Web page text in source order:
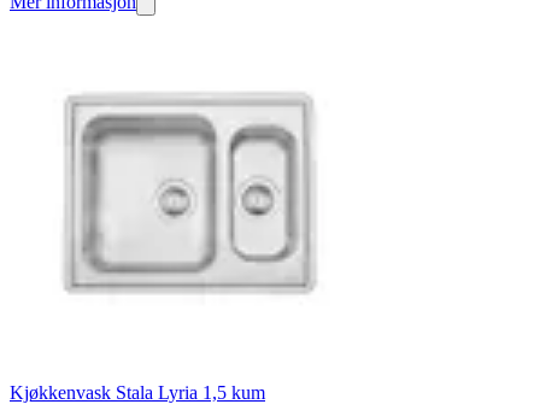
Kjøkkenvask Stala Lyria 1,5 kum